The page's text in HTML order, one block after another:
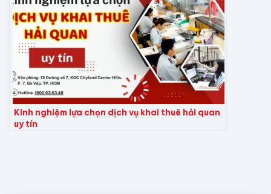
Kinh nghiệm lựa chọn dịch vụ khai thuê hải quan
uy tín